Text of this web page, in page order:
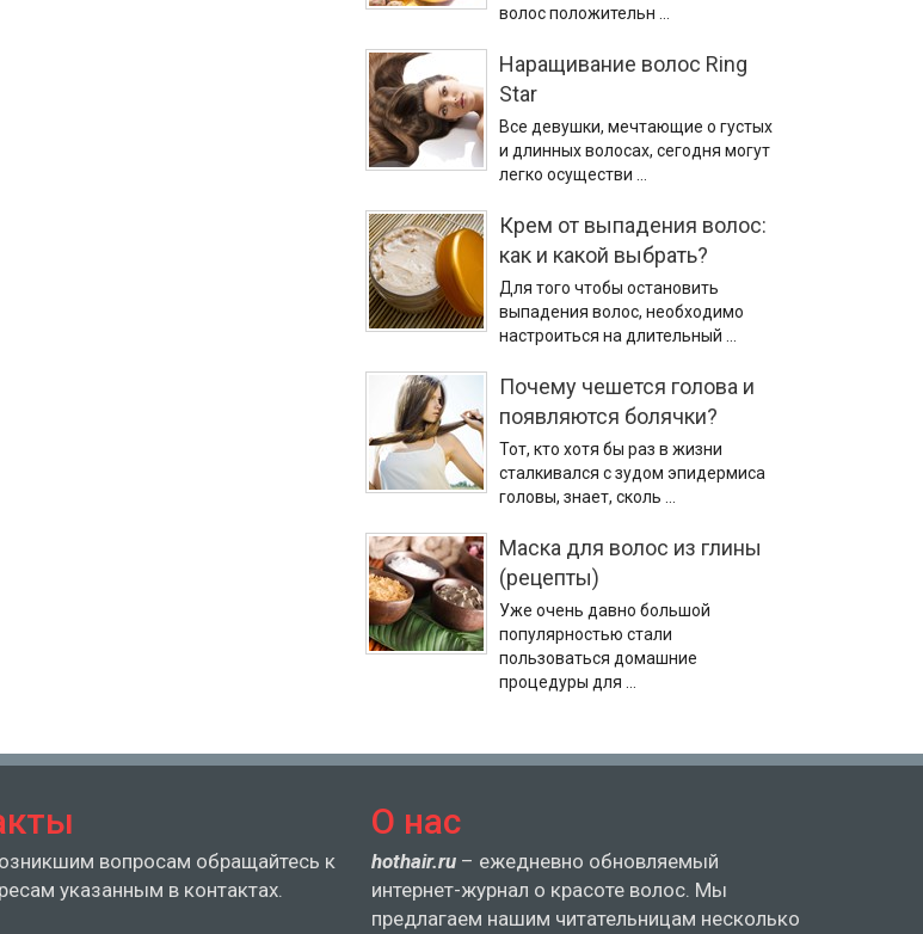
волос положительн …
Наращивание волос Ring
Star
Все девушки, мечтающие о густых
и длинных волосах, сегодня могут
легко осуществи …
Крем от выпадения волос:
как и какой выбрать?
Для того чтобы остановить
выпадения волос, необходимо
настроиться на длительный …
Почему чешется голова и
появляются болячки?
Тот, кто хотя бы раз в жизни
сталкивался с зудом эпидермиса
головы, знает, сколь …
Маска для волос из глины
(рецепты)
Уже очень давно большой
популярностью стали
пользоваться домашние
процедуры для …
вопросам обращайтесь к
указанным в контактах.
О нас
hothair.ru – ежедневно обновляемый
интернет-журнал о красоте волос. Мы
предлагаем нашим читательницам несколько